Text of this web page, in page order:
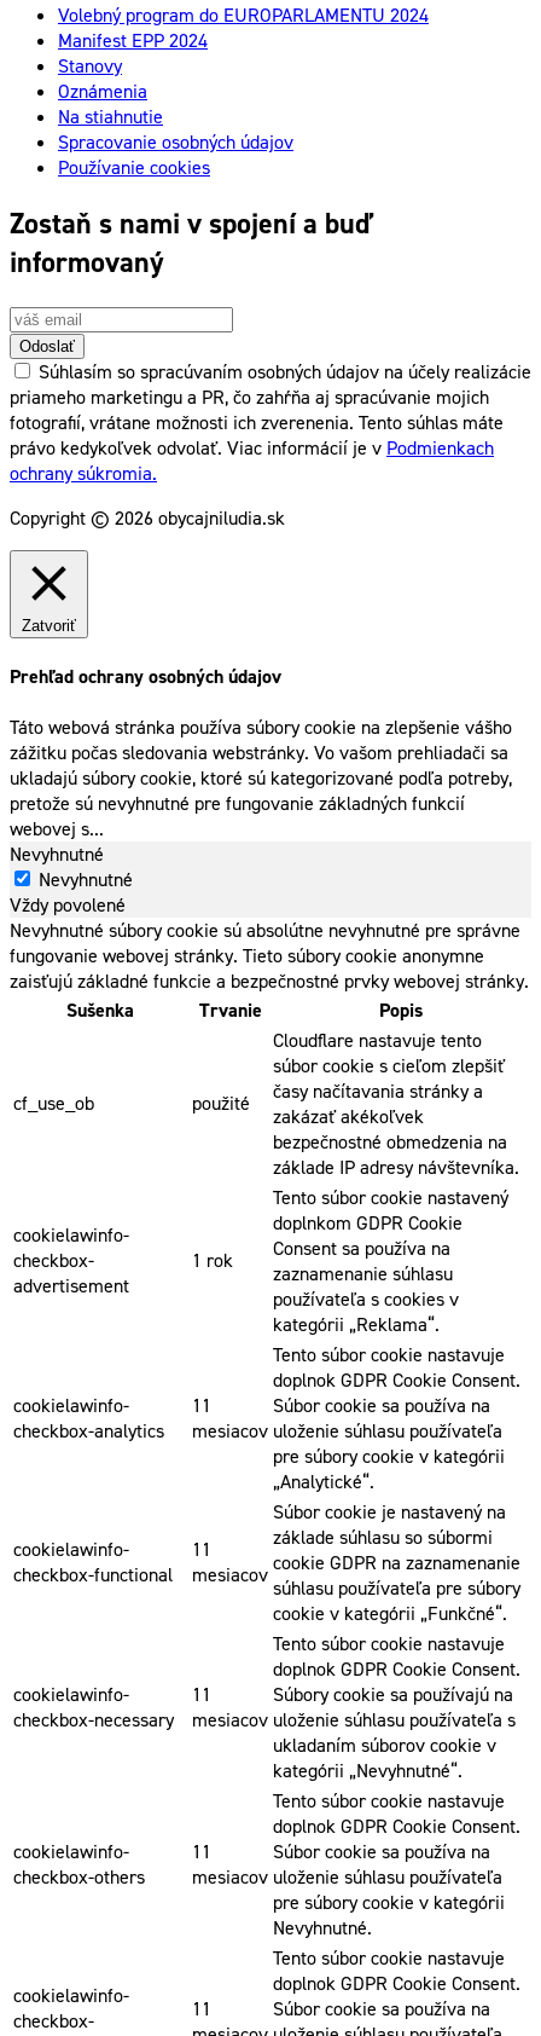
Volebný program do EUROPARLAMENTU 2024
Manifest EPP 2024
Stanovy
Oznámenia
Na stiahnutie
Spracovanie osobných údajov
Používanie cookies
Zostaň s nami v spojení a buď
informovaný
Odoslať
Súhlasím so spracúvaním osobných údajov na účely realizácie
priameho marketingu a PR, čo zahŕňa aj spracúvanie mojich
fotografií, vrátane možnosti ich zverenenia. Tento súhlas máte
právo kedykoľvek odvolať. Viac informácií je v Podmienkach
ochrany súkromia.
Copyright © 2026 obycajniludia.sk
Zatvoriť
Prehľad ochrany osobných údajov
Táto webová stránka používa súbory cookie na zlepšenie vášho
zážitku počas sledovania webstránky. Vo vašom prehliadači sa
ukladajú súbory cookie, ktoré sú kategorizované podľa potreby,
pretože sú nevyhnutné pre fungovanie základných funkcií
webovej s...
Nevyhnutné
Nevyhnutné
Vždy povolené
Nevyhnutné súbory cookie sú absolútne nevyhnutné pre správne
fungovanie webovej stránky. Tieto súbory cookie anonymne
zaisťujú základné funkcie a bezpečnostné prvky webovej stránky.
Sušenka
Trvanie Popis
cf_use_ob použité
Cloudflare nastavuje tento
súbor cookie s cieľom zlepšiť
časy načítavania stránky a
zakázať akékoľvek
bezpečnostné obmedzenia na
základe IP adresy návštevníka.
cookielawinfo-
checkbox-
advertisement
1 rok
Tento súbor cookie nastavený
doplnkom GDPR Cookie
Consent sa používa na
zaznamenanie súhlasu
používateľa s cookies v
kategórii „Reklama“.
cookielawinfo-
checkbox-analytics
11
mesiacov
Tento súbor cookie nastavuje
doplnok GDPR Cookie Consent.
Súbor cookie sa používa na
uloženie súhlasu používateľa
pre súbory cookie v kategórii
„Analytické“.
cookielawinfo-
checkbox-functional
11
mesiacov
Súbor cookie je nastavený na
základe súhlasu so súbormi
cookie GDPR na zaznamenanie
súhlasu používateľa pre súbory
cookie v kategórii „Funkčné“.
cookielawinfo-
checkbox-necessary
11
mesiacov
Tento súbor cookie nastavuje
doplnok GDPR Cookie Consent.
Súbory cookie sa používajú na
uloženie súhlasu používateľa s
ukladaním súborov cookie v
kategórii „Nevyhnutné“.
cookielawinfo-
checkbox-others
11
mesiacov
Tento súbor cookie nastavuje
doplnok GDPR Cookie Consent.
Súbor cookie sa používa na
uloženie súhlasu používateľa
pre súbory cookie v kategórii
Nevyhnutné.
cookielawinfo-
checkbox-
11
Tento súbor cookie nastavuje
doplnok GDPR Cookie Consent.
Súbor cookie sa používa na